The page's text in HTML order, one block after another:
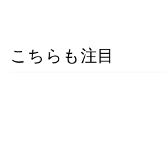
こちらも注目